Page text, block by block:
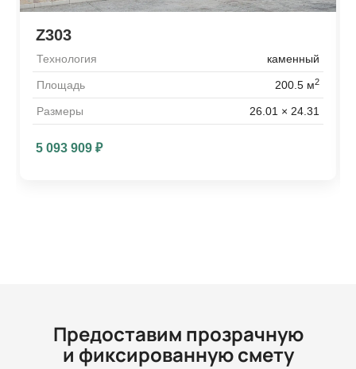
Z303
Технология каменный
Площадь 200.5 м2
Размеры 26.01 × 24.31
5 093 909₽
Предоставим прозрачную
и фиксированную смету